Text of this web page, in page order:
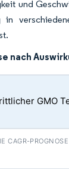
und
nach
GMO